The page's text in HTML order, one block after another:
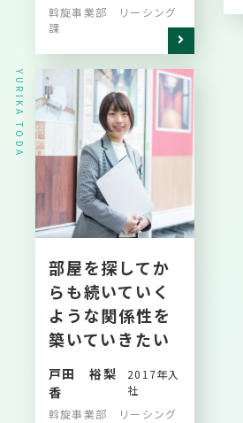
斡旋事業部 リーシング
課
YURIKA TODA
部屋を探してか
らも続いていく
ような関係性を
築いていきたい
戸田 裕梨
香
2017年入
社
斡旋事業部 リーシング